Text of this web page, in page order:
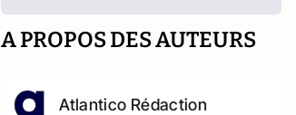
A PROPOS DES AUTEURS
Atlantico Rédaction